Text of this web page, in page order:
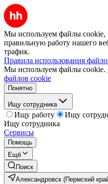
Мы используем файлы cookie,
правильную работу нашего
трафик.
Правила использования
Мы используем файлы cookie.
файлов cookie
Понятно
Ищу сотрудника
Ищу работу
Ищу
Ищу сотрудника
Сервисы
Помощь
Ещё
Поиск
Александровск (Пермский